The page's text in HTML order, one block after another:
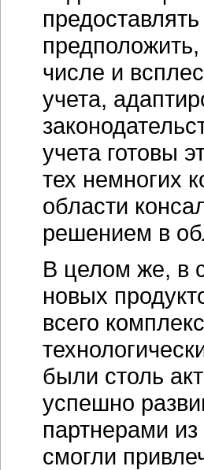
предположить,
числе и
учета,
учета готовы
тех немногих
области
решением в
В целом же, в
новых
всего
были столь
успешно
партнерами
смогли